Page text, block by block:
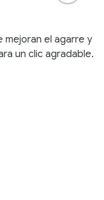
mejoran el agarre y
un clic agradable.